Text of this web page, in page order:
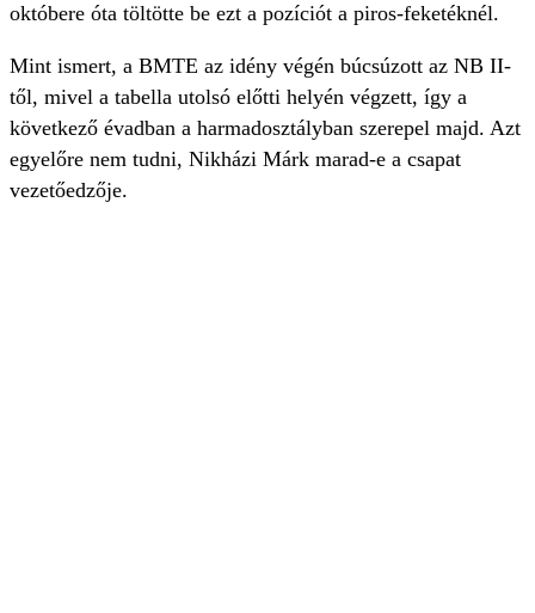
októbere óta töltötte be ezt a pozíciót a piros-feketéknél.
Mint ismert, a BMTE az idény végén búcsúzott az NB II-
től, mivel a tabella utolsó előtti helyén végzett, így a
következő évadban a harmadosztályban szerepel majd. Azt
egyelőre nem tudni, Nikházi Márk marad-e a csapat
vezetőedzője.